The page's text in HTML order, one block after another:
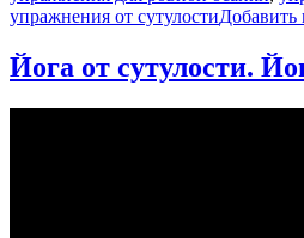
упражнения от сутулостиДобавить
Йога от сутулости.